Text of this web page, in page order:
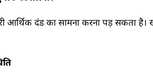
आर्थिक दंड का सामना करना पड़ सकता है।